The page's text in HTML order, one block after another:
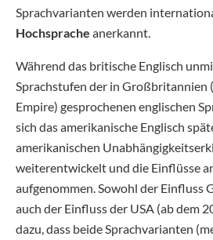
Sprachvarianten werden
Hochsprache anerkannt.
Während das britische Englisch
Sprachstufen der in Großbritannien
Empire) gesprochenen englischen
sich das amerikanische Englisch
amerikanischen
weiterentwickelt und die Einflüsse
aufgenommen. Sowohl der Einfluss
auch der Einfluss der USA (ab dem
dazu, dass beide Sprachvarianten